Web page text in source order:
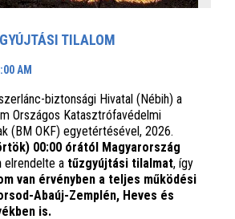
TILALOM
AM
biztonsági Hivatal (Nébih) a
Országos Katasztrófavédelmi
(BM OKF) egyetértésével, 2026.
00:00 órától Magyarország
elrendelte a tűzgyújtási tilalmat, így
van érvényben a teljes működési
Abaúj-Zemplén, Heves és
is.